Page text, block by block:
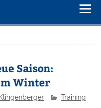
Saison:
Winter
Training